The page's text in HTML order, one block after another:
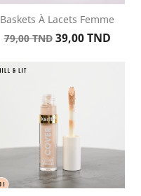
Baskets À Lacets Femme
Prix
base
79,00 TND Prix
39,00 TND